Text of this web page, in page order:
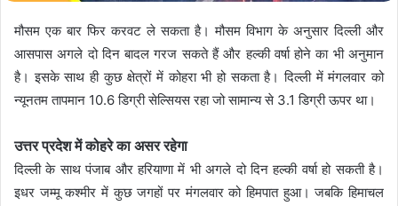
मौसम एक बार फिर करवट ले सकता है। मौसम विभाग के अनुसार दिल्ली और
आसपास अगले दो दिन बादल गरज सकते हैं और हल्की वर्षा होने का भी अनुमान
है। इसके साथ ही कुछ क्षेत्रों में कोहरा भी हो सकता है। दिल्ली में मंगलवार को
न्यूनतम तापमान 10.6 डिग्री सेल्सियस रहा जो सामान्य से 3.1 डिग्री ऊपर था।
उत्तर प्रदेश में कोहरे का असर रहेगा
दिल्ली के साथ पंजाब और हरियाणा में भी अगले दो दिन हल्की वर्षा हो सकती है।
इधर जम्मू कश्मीर में कुछ जगहों पर मंगलवार को हिमपात हुआ। जबकि हिमाचल